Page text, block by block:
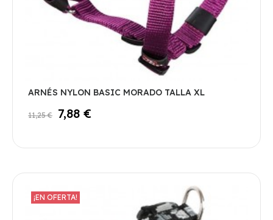
ARNÉS NYLON BASIC MORADO TALLA XL
11,25 € 7,88 €
¡EN OFERTA!